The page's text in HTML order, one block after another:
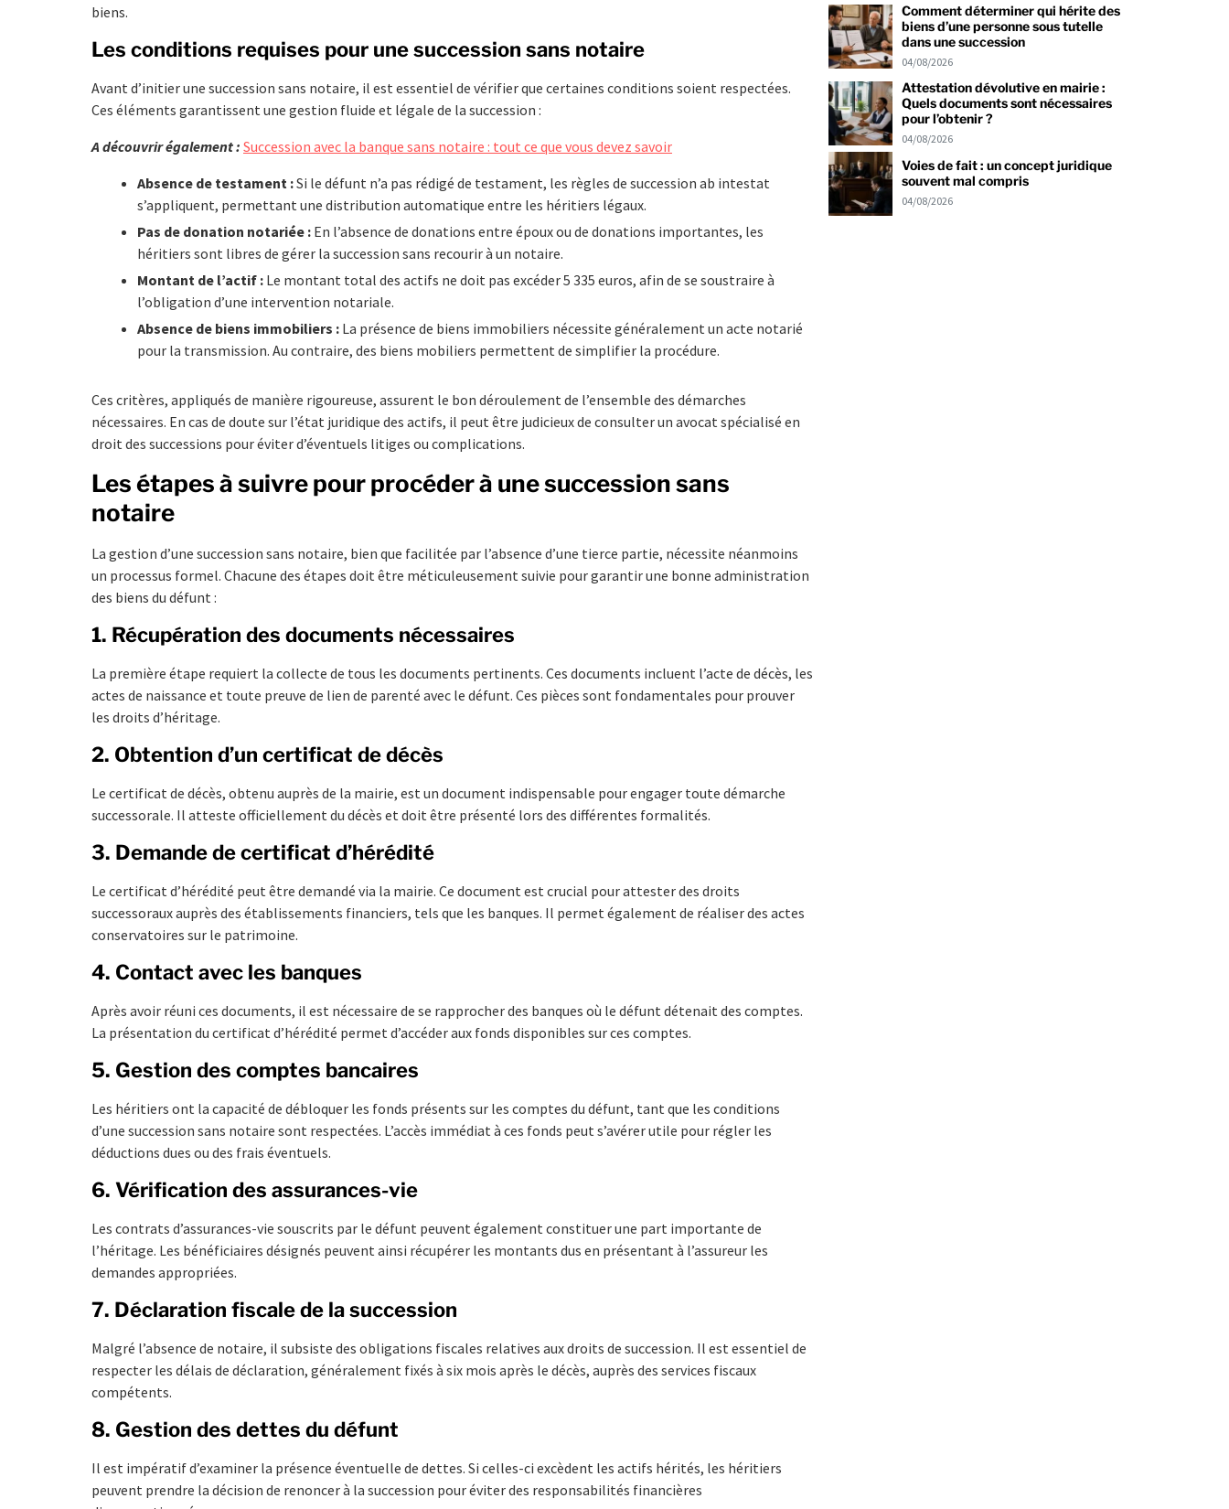
biens.
Les conditions requises pour une succession sans notaire
Avant d’initier une succession sans notaire, il est essentiel de vérifier que certaines conditions soient respectées.
Ces éléments garantissent une gestion fluide et légale de la succession :
A découvrir également : Succession avec la banque sans notaire : tout ce que vous devez savoir
Absence de testament :Si le défunt n’a pas rédigé de testament, les règles de succession ab intestat
s’appliquent, permettant une distribution automatique entre les héritiers légaux.
Pas de donation notariée : En l’absence de donations entre époux ou de donations importantes, les
héritiers sont libres de gérer la succession sans recourir à un notaire.
Montant de l’actif : Le montant total des actifs ne doit pas excéder 5 335 euros, afin de se soustraire à
l’obligation d’une intervention notariale.
Absence de biens immobiliers : La présence de biens immobiliers nécessite généralement un acte notarié
pour la transmission. Au contraire, des biens mobiliers permettent de simplifier la procédure.
Ces critères, appliqués de manière rigoureuse, assurent le bon déroulement de l’ensemble des démarches
nécessaires. En cas de doute sur l’état juridique des actifs, il peut être judicieux de consulter un avocat spécialisé en
droit des successions pour éviter d’éventuels litiges ou complications.
Les étapes à suivre pour procéder à une succession sans
notaire
La gestion d’une succession sans notaire, bien que facilitée par l’absence d’une tierce partie, nécessite néanmoins
un processus formel. Chacune des étapes doit être méticuleusement suivie pour garantir une bonne administration
des biens du défunt :
1. Récupération des documents nécessaires
La première étape requiert la collecte de tous les documents pertinents. Ces documents incluent l’acte de décès, les
actes de naissance et toute preuve de lien de parenté avec le défunt. Ces pièces sont fondamentales pour prouver
les droits d’héritage.
2. Obtention d’un certificat de décès
Le certificat de décès, obtenu auprès de la mairie, est un document indispensable pour engager toute démarche
successorale. Il atteste officiellement du décès et doit être présenté lors des différentes formalités.
3. Demande de certificat d’hérédité
Le certificat d’hérédité peut être demandé via la mairie. Ce document est crucial pour attester des droits
successoraux auprès des établissements financiers, tels que les banques. Il permet également de réaliser des actes
conservatoires sur le patrimoine.
4. Contact avec les banques
Après avoir réuni ces documents, il est nécessaire de se rapprocher des banques où le défunt détenait des comptes.
La présentation du certificat d’hérédité permet d’accéder aux fonds disponibles sur ces comptes.
5. Gestion des comptes bancaires
Les héritiers ont la capacité de débloquer les fonds présents sur les comptes du défunt, tant que les conditions
d’une succession sans notaire sont respectées. L’accès immédiat à ces fonds peut s’avérer utile pour régler les
déductions dues ou des frais éventuels.
6. Vérification des assurances-vie
Les contrats d’assurances-vie souscrits par le défunt peuvent également constituer une part importante de
l’héritage. Les bénéficiaires désignés peuvent ainsi récupérer les montants dus en présentant à l’assureur les
demandes appropriées.
7. Déclaration fiscale de la succession
Malgré l’absence de notaire, il subsiste des obligations fiscales relatives aux droits de succession. Il est essentiel de
respecter les délais de déclaration, généralement fixés à six mois après le décès, auprès des services fiscaux
compétents.
8. Gestion des dettes du défunt
Il est impératif d’examiner la présence éventuelle de dettes. Si celles-ci excèdent les actifs hérités, les héritiers
peuvent prendre la décision de renoncer à la succession pour éviter des responsabilités financières
Comment déterminer qui hérite des
biens d’une personne sous tutelle
dans une succession
04/08/2026
Attestation dévolutive en mairie :
Quels documents sont nécessaires
pour l’obtenir ?
04/08/2026
Voies de fait : un concept juridique
souvent mal compris
04/08/2026